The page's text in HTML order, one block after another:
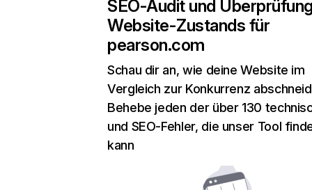
SEO-Audit und
Website-Zustands für
pearson.com
Schau dir an, wie deine Website im
Vergleich zur Konkurrenz
Behebe jeden der über 130
und SEO-Fehler, die unser Tool
kann